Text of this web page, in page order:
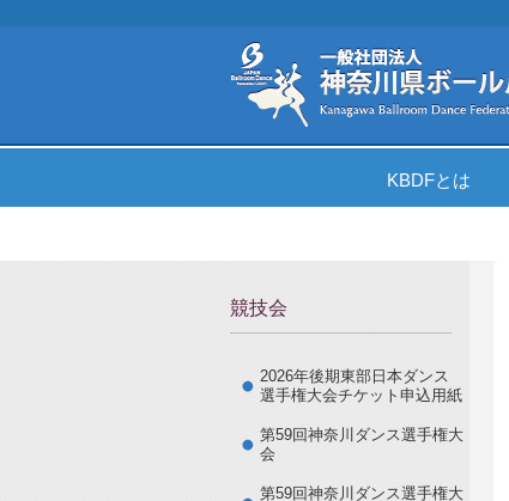
KBDFとは
競技会
2026年後期東部日本ダンス
選手権大会チケット申込用紙
第59回神奈川ダンス選手権大
会
第59回神奈川ダンス選手権大